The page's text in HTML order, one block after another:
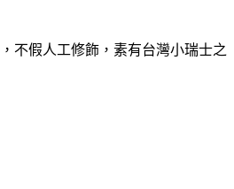
不假人工修飾，素有台灣小瑞士之